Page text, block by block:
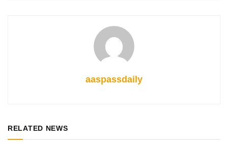
aaspassdaily
RELATED NEWS